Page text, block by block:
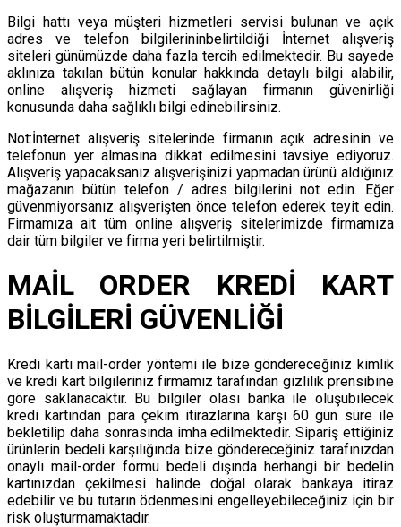
Bilgi hattı veya müşteri hizmetleri servisi bulunan ve açık
adres ve telefon bilgilerininbelirtildiği İnternet alışveriş
siteleri günümüzde daha fazla tercih edilmektedir. Bu sayede
aklınıza takılan bütün konular hakkında detaylı bilgi alabilir,
online alışveriş hizmeti sağlayan firmanın güvenirliği
konusunda daha sağlıklı bilgi edinebilirsiniz.
Not:İnternet alışveriş sitelerinde firmanın açık adresinin ve
telefonun yer almasına dikkat edilmesini tavsiye ediyoruz.
Alışveriş yapacaksanız alışverişinizi yapmadan ürünü aldığınız
mağazanın bütün telefon / adres bilgilerini not edin. Eğer
güvenmiyorsanız alışverişten önce telefon ederek teyit edin.
Firmamıza ait tüm online alışveriş sitelerimizde firmamıza
dair tüm bilgiler ve firma yeri belirtilmiştir.
MAİL ORDER KREDİ KART
BİLGİLERİ GÜVENLİĞİ
Kredi kartı mail-order yöntemi ile bize göndereceğiniz kimlik
ve kredi kart bilgileriniz firmamız tarafından gizlilik prensibine
göre saklanacaktır. Bu bilgiler olası banka ile oluşubilecek
kredi kartından para çekim itirazlarına karşı 60 gün süre ile
bekletilip daha sonrasında imha edilmektedir. Sipariş ettiğiniz
ürünlerin bedeli karşılığında bize göndereceğiniz tarafınızdan
onaylı mail-order formu bedeli dışında herhangi bir bedelin
kartınızdan çekilmesi halinde doğal olarak bankaya itiraz
edebilir ve bu tutarın ödenmesini engelleyebileceğiniz için bir
risk oluşturmamaktadır.